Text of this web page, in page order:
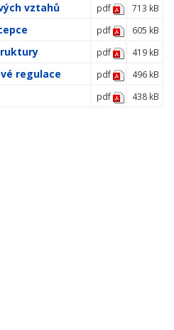
vztahů pdf 713 kB
pdf 605 kB
pdf 419 kB
regulace pdf 496 kB
pdf 438 kB